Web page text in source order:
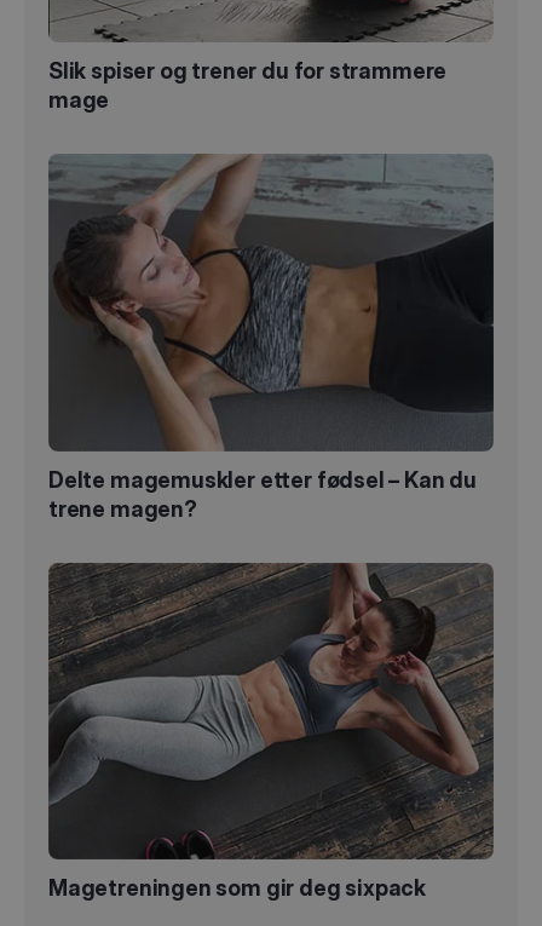
Slik spiser og trener du for strammere
mage
Delte magemuskler etter fødsel – Kan du
trene magen?
Magetreningen som gir deg sixpack